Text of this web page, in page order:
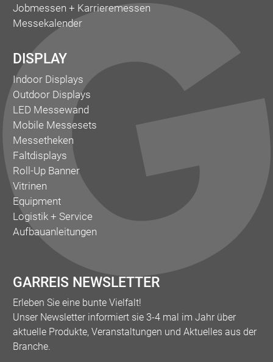
Jobmessen + Karrieremessen
Messekalender
DISPLAY
Indoor Displays
Outdoor Displays
LED Messewand
Mobile Messesets
Messetheken
Faltdisplays
Roll-Up Banner
Vitrinen
Equipment
Logistik + Service
Aufbauanleitungen
GARREIS NEWSLETTER
Erleben Sie eine bunte Vielfalt!
Unser Newsletter informiert sie 3-4 mal im Jahr über
aktuelle Produkte, Veranstaltungen und Aktuelles aus der
Branche.